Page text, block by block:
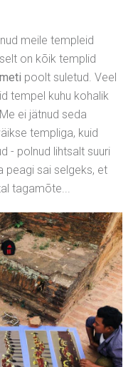
meile templeid
on kõik templid
poolt suletud. Veel
tempel kuhu kohalik
ei jätnud seda
templiga, kuid
- polnud lihtsalt suuri
peagi sai selgeks, et
tagamõte...